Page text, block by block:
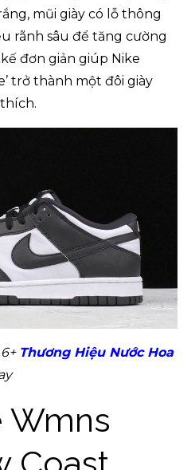
mũi giày có lỗ thông
rãnh sâu để tăng cường
đơn giản giúp Nike
trở thành một đôi giày
Thương Hiệu Nước Hoa
Wmns